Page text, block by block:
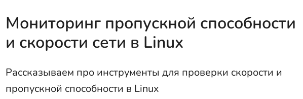
Мониторинг пропускной способности
и скорости сети в Linux
Рассказываем про инструменты для проверки скорости и
пропускной способности в Linux